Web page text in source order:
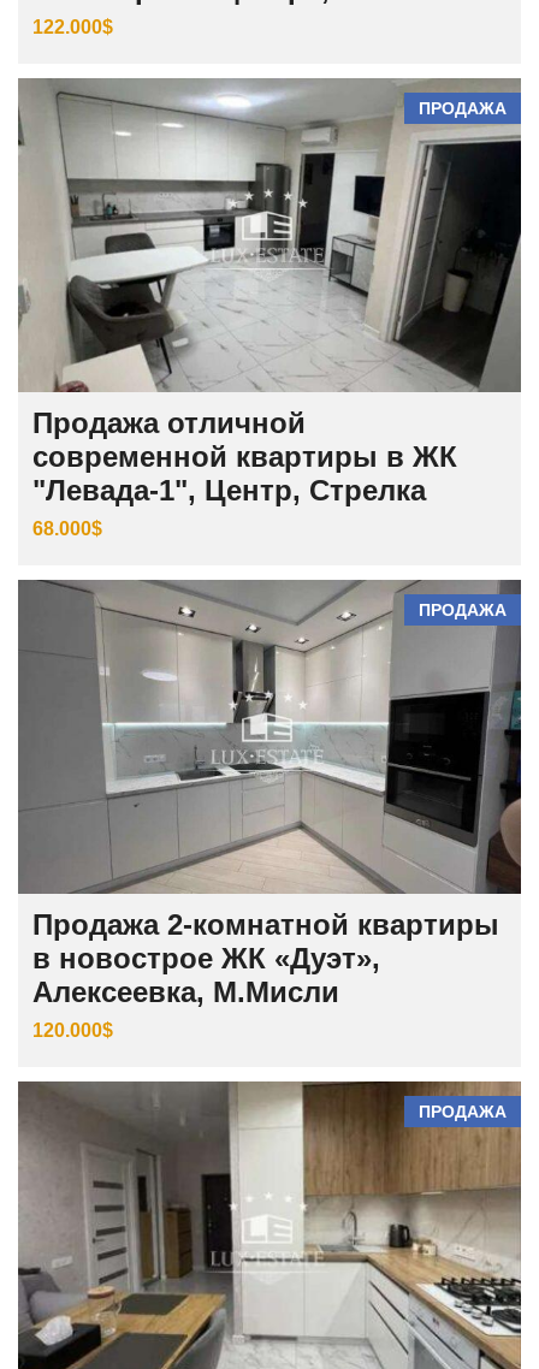
122.000$
ПРОДАЖА
Продажа отличной
современной квартиры в ЖК
"Левада-1", Центр, Стрелка
68.000$
ПРОДАЖА
Продажа 2-комнатной квартиры
в новострое ЖК «Дуэт»,
Алексеевка, М.Мисли
120.000$
ПРОДАЖА